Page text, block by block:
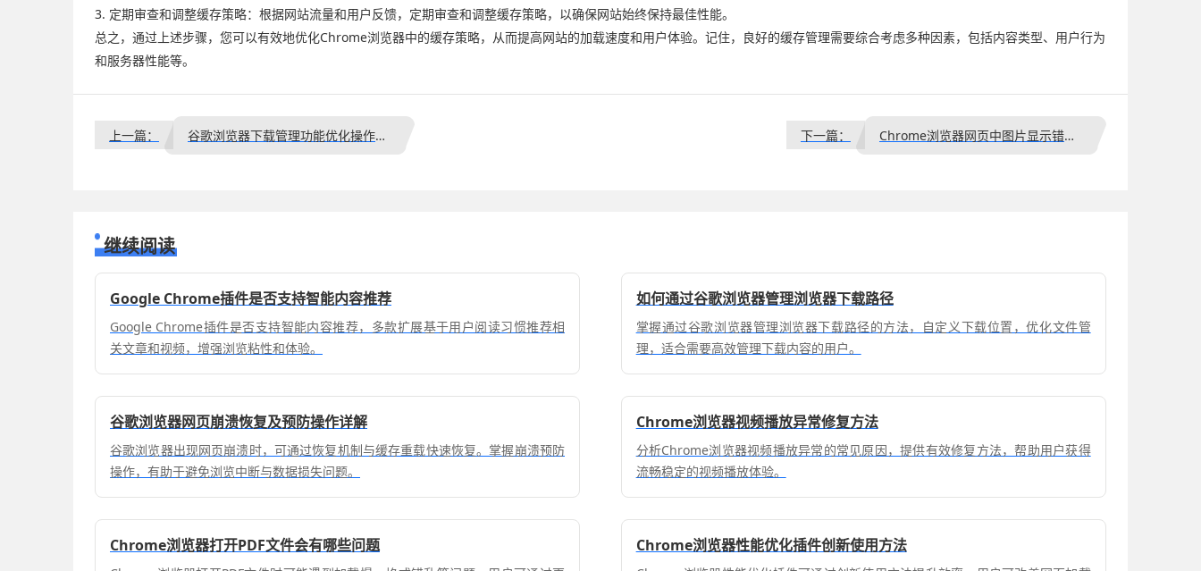
3. 定期审查和调整缓存策略：根据网站流量和用户反馈，定期审查和调整缓存策略，以确保网站始终保持最佳性能。
总之，通过上述步骤，您可以有效地优化Chrome浏览器中的缓存策略，从而提高网站的加载速度和用户体验。记住，良好的缓存管理需要综合考虑多种因素，包括内容类型、用户行为
和服务器性能等。
上一篇： 谷歌浏览器下载管理功能优化操作实测 下一篇： Chrome浏览器网页中图片显示错位怎么统一布局样式
继续阅读
Google Chrome插件是否支持智能内容推荐
Google Chrome插件是否支持智能内容推荐，多款扩展基于用户阅读习惯推荐相
关文章和视频，增强浏览粘性和体验。
如何通过谷歌浏览器管理浏览器下载路径
掌握通过谷歌浏览器管理浏览器下载路径的方法，自定义下载位置，优化文件管
理，适合需要高效管理下载内容的用户。
谷歌浏览器网页崩溃恢复及预防操作详解
谷歌浏览器出现网页崩溃时，可通过恢复机制与缓存重载快速恢复。掌握崩溃预防
操作，有助于避免浏览中断与数据损失问题。
Chrome浏览器视频播放异常修复方法
分析Chrome浏览器视频播放异常的常见原因，提供有效修复方法，帮助用户获得
流畅稳定的视频播放体验。
Chrome浏览器打开PDF文件会有哪些问题 Chrome浏览器性能优化插件创新使用方法